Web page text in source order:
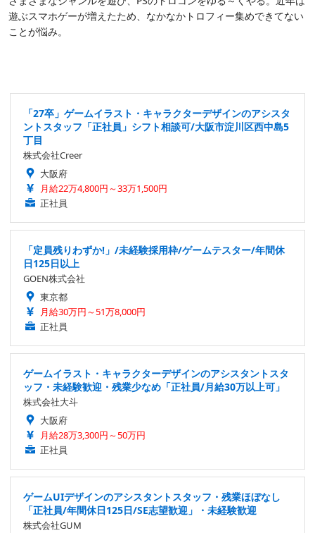
遊ぶスマホゲーが増えたため、なかなかトロフィー集めできてない
ことが悩み。
「27卒」ゲームイラスト・キャラクターデザインのアシスタ
ントスタッフ「正社員」シフト相談可/大阪市淀川区西中島5
丁目
株式会社Creer
大阪府
月給22万4,800円～33万1,500円
正社員
「定員残りわずか!」/未経験採用枠/ゲームテスター/年間休
日125日以上
GOEN株式会社
東京都
月給30万円～51万8,000円
正社員
ゲームイラスト・キャラクターデザインのアシスタントスタ
ッフ・未経験歓迎・残業少なめ「正社員/月給30万以上可」
株式会社大斗
大阪府
月給28万3,300円～50万円
正社員
ゲームUIデザインのアシスタントスタッフ・残業ほぼなし
「正社員/年間休日125日/SE志望歓迎」・未経験歓迎
株式会社GUM